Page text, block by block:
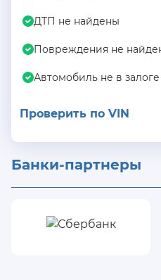
ДТП не найдены
Повреждения не
Автомобиль не в залоге
Проверить по VIN
Банки-партнеры